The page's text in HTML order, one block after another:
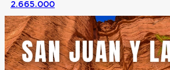
2.665.000